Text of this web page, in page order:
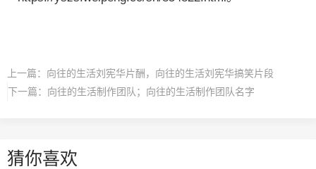
上一篇： 向往的生活刘宪华片酬，向往的生活刘宪华搞笑片段
下一篇： 向往的生活制作团队；向往的生活制作团队名字
猜你喜欢